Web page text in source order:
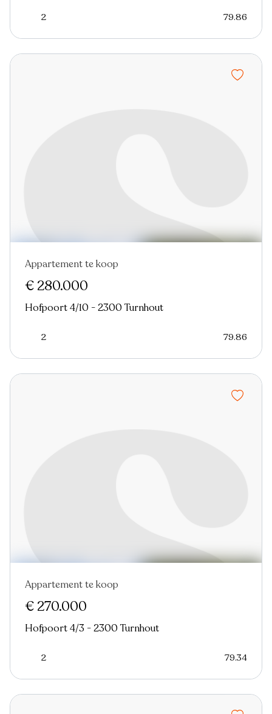
2 79.86
Nieuw
Appartement te koop
€ 280.000
Hofpoort 4/10 - 2300 Turnhout
2 79.86
Nieuw
Appartement te koop
€ 270.000
Hofpoort 4/3 - 2300 Turnhout
2 79.34